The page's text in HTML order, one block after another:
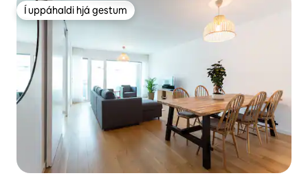
Í uppáhaldi hjá gestum
Í uppáhaldi hjá gestum